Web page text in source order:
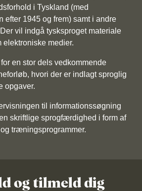
i Tyskland (med
efter 1945 og frem) samt i andre
vil indgå tysksproget materiale
elektroniske medier.
en stor dels vedkommende
hvori der er indlagt sproglig
opgaver.
til informationssøgning
skriftlige sprogfærdighed i form af
træningsprogrammer.
og tilmeld dig